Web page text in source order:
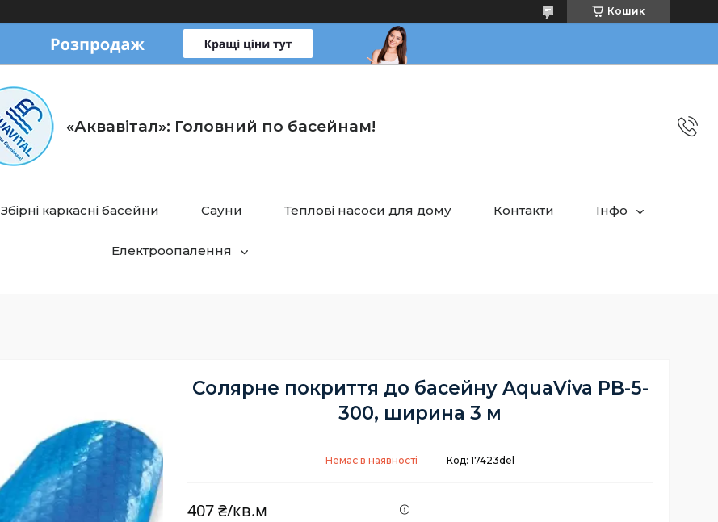
Кошик
«Аквавітал»: Головний по басейнам!
Збірні каркасні басейни Сауни Теплові насоси для дому Контакти Інфо
Електроопалення
Солярне покриття до басейну AquaViva PB-5-
300, ширина 3 м
Немає в наявності Код: 17423del
407 ₴/кв.м